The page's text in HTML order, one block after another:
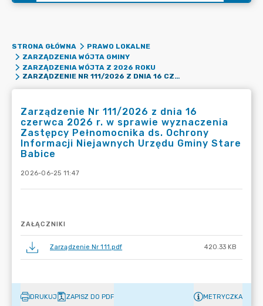
STRONA GŁÓWNA
PRAWO LOKALNE
ZARZĄDZENIA WÓJTA GMINY
ZARZĄDZENIA WÓJTA Z 2026 ROKU
ZARZĄDZENIE NR 111/2026 Z DNIA 16 CZERWCA 2026 R. W SPRAWIE WYZNACZENIA ZASTĘPCY PEŁNOMOCNIKA DS. OCHRONY INFORMACJI NIEJAWNYCH URZĘDU GMINY STARE BABICE
Zarządzenie Nr 111/2026 z dnia 16
czerwca 2026 r. w sprawie wyznaczenia
Zastępcy Pełnomocnika ds. Ochrony
Informacji Niejawnych Urzędu Gminy Stare
Babice
2026-06-25 11:47
ZAŁĄCZNIKI
Zarządzenie Nr 111.pdf 420.33 KB
DRUKUJ ZAPISZ DO PDF METRYCZKA